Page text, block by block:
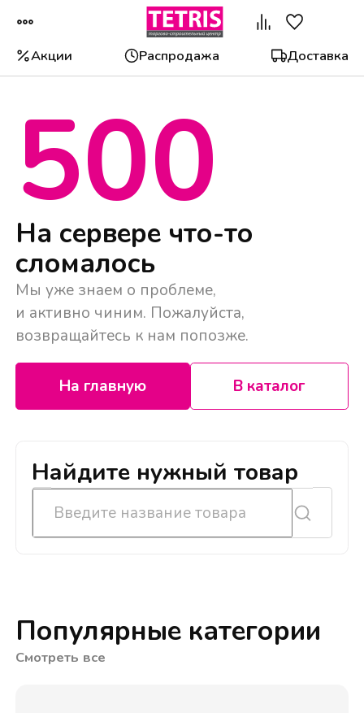
Акции Распродажа Доставка
500
На сервере что-то
сломалось
Мы уже знаем о проблеме,
и активно чиним. Пожалуйста,
возвращайтесь к нам попозже.
На главную В каталог
Найдите нужный товар
Популярные категории
Смотреть все